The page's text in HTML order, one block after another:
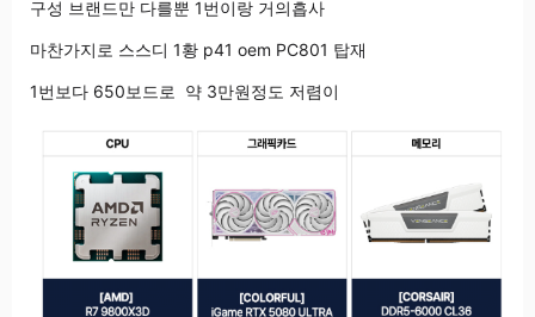
구성 브랜드만 다를뿐 1번이랑 거의흡사
마찬가지로 스스디 1황 p41 oem PC801 탑재
1번보다 650보드로 약 3만원정도 저렴이